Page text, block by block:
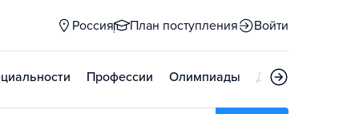
Россия План поступления Войти
Профессии Олимпиады Дни открытых